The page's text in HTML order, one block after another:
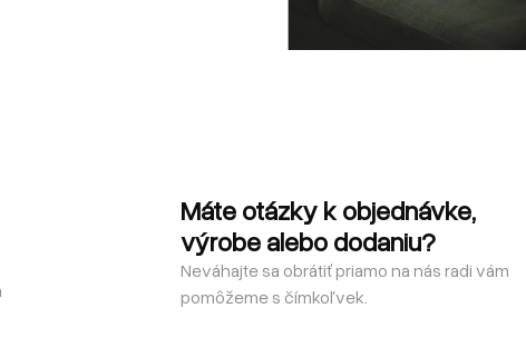
Máte otázky k objednávke,
výrobe alebo dodaniu?
Neváhajte sa obrátiť priamo na nás radi vám
pomôžeme s čímkoľvek.